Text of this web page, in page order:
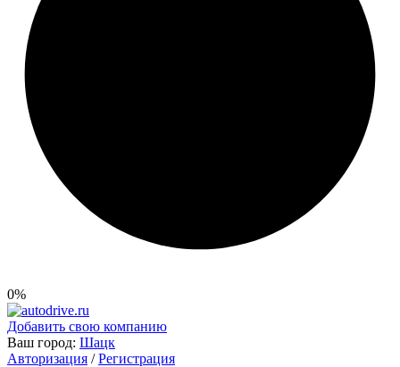
0%
Добавить свою компанию
Ваш город: Шацк
Авторизация / Регистрация